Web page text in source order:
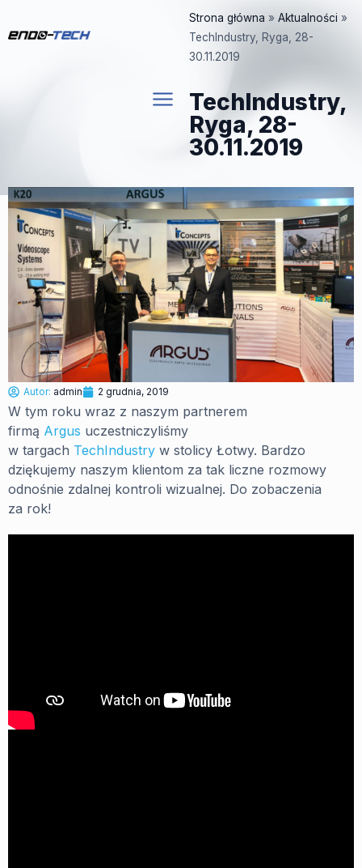
do
Strona główna » Aktualności »
TechIndustry, Ryga, 28-
30.11.2019
TechIndustry,
Ryga, 28-
30.11.2019
Autor: admin 2 grudnia, 2019
W tym roku wraz z naszym partnerem
firmą Argus uczestniczyliśmy
w targach TechIndustry w stolicy Łotwy. Bardzo
dziękujemy naszym klientom za tak liczne rozmowy
odnośnie zdalnej kontroli wizualnej. Do zobaczenia
za rok!